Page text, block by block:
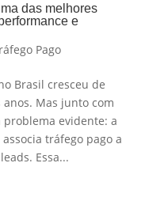
das melhores
e
Pago
Brasil cresceu de
Mas junto com
evidente: a
tráfego pago a
Essa...